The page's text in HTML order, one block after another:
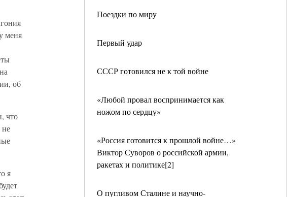
Поездки по миру
Первый удар
СССР готовился не к той войне
«Любой провал воспринимается как
ножом по сердцу»
«Россия готовится к прошлой войне…»
Виктор Суворов о российской армии,
ракетах и политике[2]
О пугливом Сталине и научно-
меня
об
что
не
я